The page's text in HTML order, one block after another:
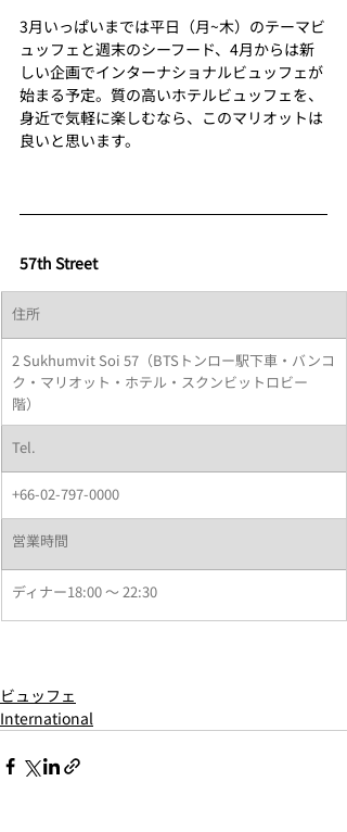
3月いっぱいまでは平日（月~木）のテーマビ
ュッフェと週末のシーフード、4月からは新
しい企画でインターナショナルビュッフェが
始まる予定。質の高いホテルビュッフェを、
身近で気軽に楽しむなら、このマリオットは
良いと思います。
57th Street
住所
2 Sukhumvit Soi 57（BTSトンロー駅下車・ バンコ
ク・マリオット・ホテル・スクンビット ロビー
階）
Tel.
+66-02-797-0000
​営業時間
ディナー18:00 〜 22:30
ビュッフェ
International